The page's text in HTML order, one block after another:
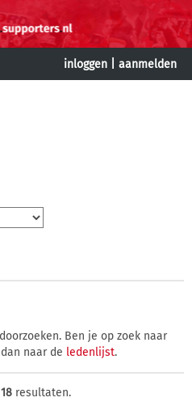
inloggen aanmelden
Ben je op zoek naar
naar de ledenlijst.
18 resultaten.